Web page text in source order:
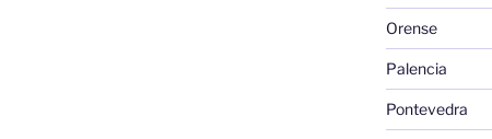
Orense
Palencia
Pontevedra